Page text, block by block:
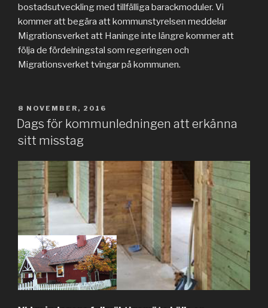
bostadsutveckling med tillfälliga barackmoduler. Vi
kommer att begära att kommunstyrelsen meddelar
Migrationsverket att Haninge inte längre kommer att
följa de fördelningstal som regeringen och
Migrationsverket tvingar på kommunen.
PUBLICERAT
8 NOVEMBER, 2016
Dags för kommunledningen att erkänna
sitt misstag